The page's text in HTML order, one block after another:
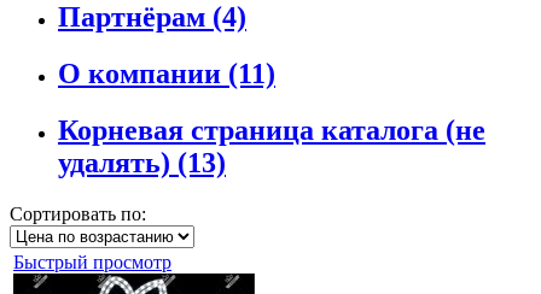
Партнёрам (4)
О компании (11)
Корневая страница каталога (не
удалять) (13)
Сортировать по:
Быстрый просмотр